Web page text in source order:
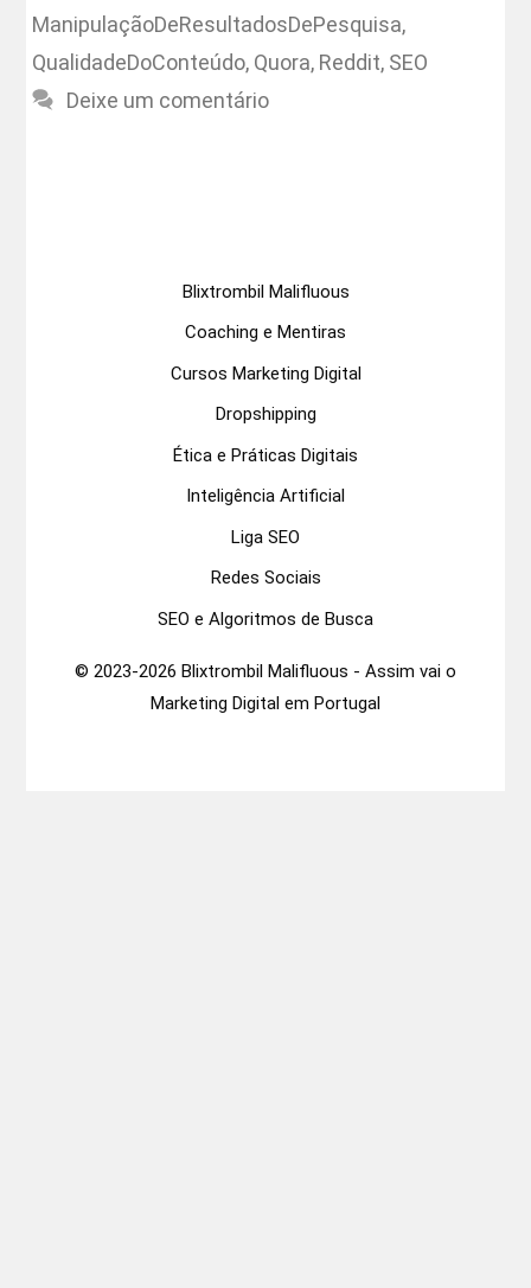
ManipulaçãoDeResultadosDePesquisa,
QualidadeDoConteúdo, Quora, Reddit, SEO
Deixe um comentário
Blixtrombil Malifluous
Coaching e Mentiras
Cursos Marketing Digital
Dropshipping
Ética e Práticas Digitais
Inteligência Artificial
Liga SEO
Redes Sociais
SEO e Algoritmos de Busca
© 2023-2026 Blixtrombil Malifluous - Assim vai o
Marketing Digital em Portugal